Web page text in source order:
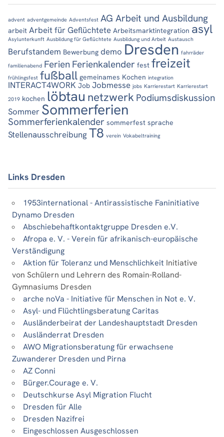
advent adventgemeinde Adventsfest AG Arbeit und Ausbildung
arbeit Arbeit für Geflüchtete Arbeitsmarktintegration asyl
Asylunterkunft Ausbildung für Geflüchtete Ausbildung und Arbeit Austausch
Berufstandem Bewerbung demo Dresden fahrräder
familienabend Ferien Ferienkalender fest freizeit
frühlingsfest fußball gemeinames Kochen integration
INTERACT4WORK Job Jobmesse jobs Karrierestart Karrierestart
2019 kochen löbtau netzwerk Podiumsdiskussion
Sommer Sommerferien
Sommerferienkalender sommerfest sprache
Stellenausschreibung T8 verein Vokabeltraining
Links Dresden
1953international - Antirassistische Faninitiative
Dynamo Dresden
Abschiebehaftkontaktgruppe Dresden e.V.
Afropa e. V. - Verein für afrikanisch-europäische
Verständigung
Aktion für Toleranz und Menschlichkeit Initiative
von Schülern und Lehrern des Romain-Rolland-
Gymnasiums Dresden
arche noVa - Initiative für Menschen in Not e. V.
Asyl- und Flüchtlingsberatung Caritas
Ausländerbeirat der Landeshauptstadt Dresden
Ausländerrat Dresden
AWO Migrationsberatung für erwachsene
Zuwanderer Dresden und Pirna
AZ Conni
Bürger.Courage e. V.
Deutschkurse Asyl Migration Flucht
Dresden für Alle
Dresden Nazifrei
Eingeschlossen Ausgeschlossen